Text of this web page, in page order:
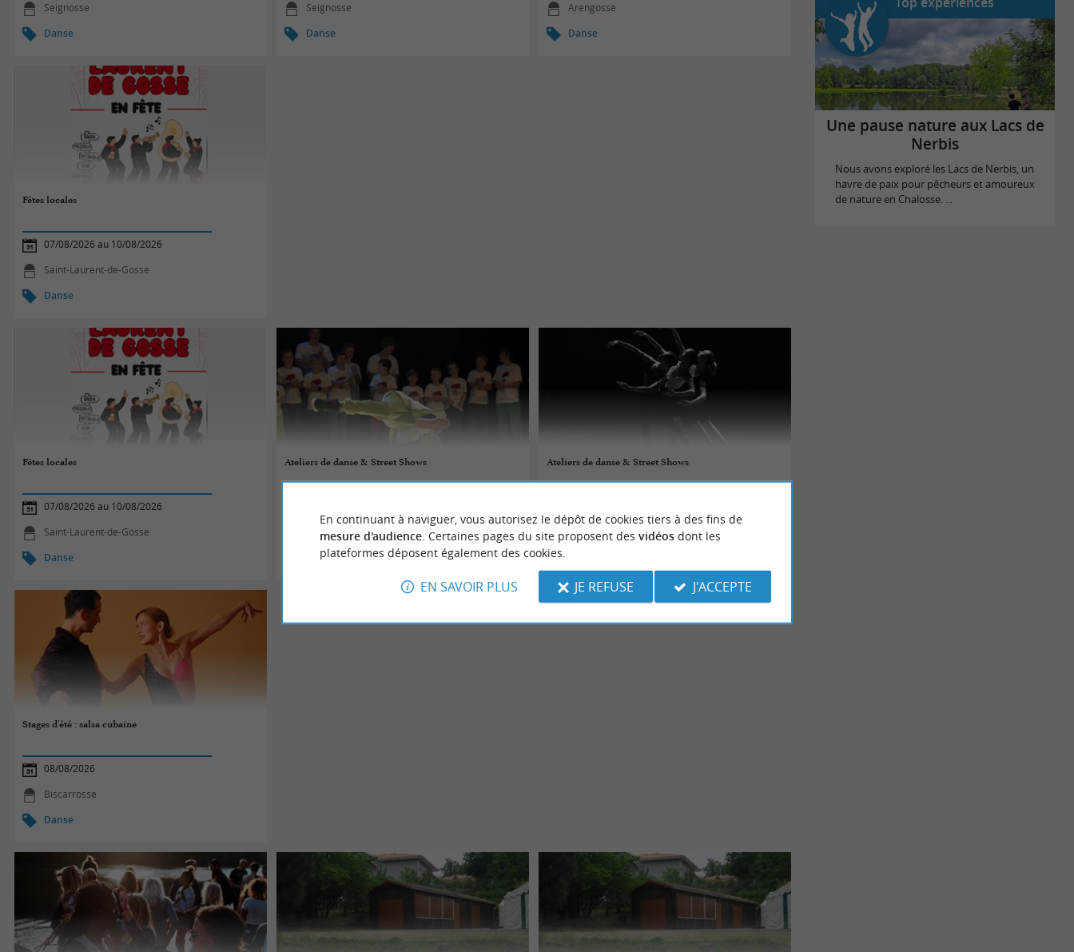
Seignosse
Danse
Seignosse
Danse
Arengosse
Danse
Fêtes locales
07/08/2026 au 10/08/2026
Saint-Laurent-de-Gosse
Danse
Fêtes locales
07/08/2026 au 10/08/2026
Saint-Laurent-de-Gosse
Danse
Ateliers de danse & Street Shows
Biscarrosse
Danse
Ateliers de danse & Street Shows
Biscarrosse
Stages d'été : salsa cubaine
08/08/2026
Biscarrosse
Danse
Une pause nature aux Lacs de
Nerbis
Nous avons exploré les Lacs de Nerbis, un
havre de paix pour pêcheurs et amoureux
de nature en Chalosse. ...
En continuant à naviguer, vous autorisez le dépôt de cookies tiers à des fins de
mesure d'audience. Certaines pages du site proposent des vidéosdont les
plateformes déposent également des cookies.
EN SAVOIR PLUS JE REFUSE J'ACCEPTE